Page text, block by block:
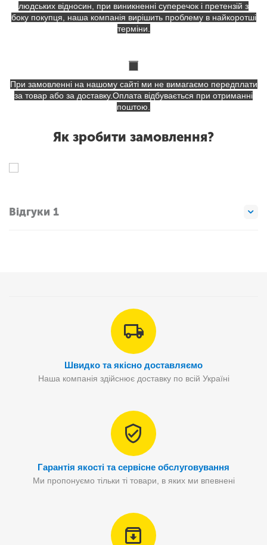
людських відносин, при виникненні суперечок і претензій з
боку покупця, наша компанія вирішить проблему в найкоротші
терміни.
При замовленні на нашому сайті ми не вимагаємо передплати
за товар або за доставку.Оплата відбувається при отриманні
поштою.
Як зробити замовлення?
Відгуки 1
Швидко та якісно доставляємо
Наша компанія здійснює доставку по всій Україні
Гарантія якості та сервісне обслуговування
Ми пропонуємо тільки ті товари, в яких ми впевнені